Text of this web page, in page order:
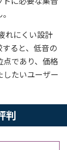
れにくい設計
ると、低音の
であり、価格
たいユーザー
判